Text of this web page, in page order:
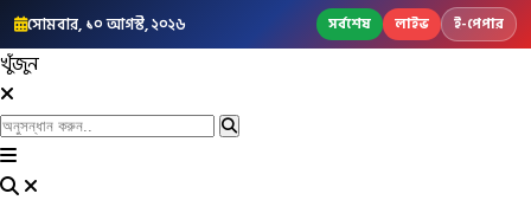
সোমবার, ১০ আগস্ট, ২০২৬ সর্বশেষ লাইভ ই-পেপার
খুঁজুন